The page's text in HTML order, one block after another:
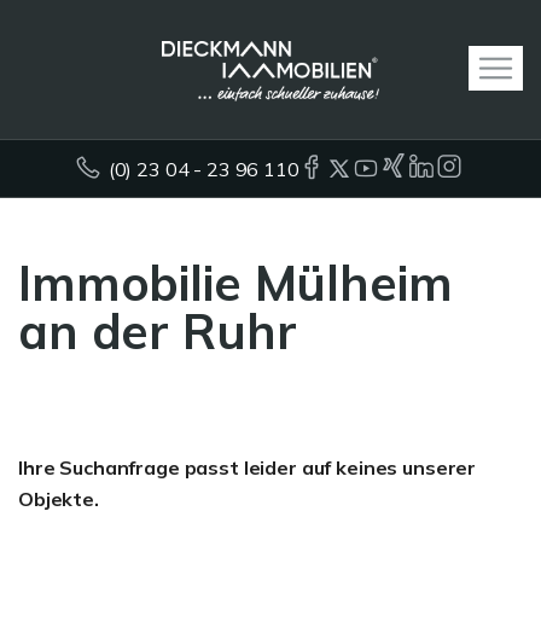
(0) 23 04 - 23 96 110
Immobilie Mülheim
an der Ruhr
Ihre Suchanfrage passt leider auf keines unserer
Objekte.